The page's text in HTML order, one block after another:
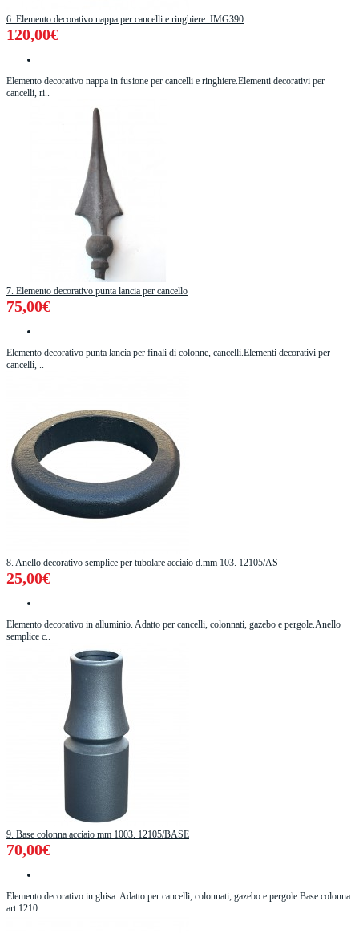
6. Elemento decorativo nappa per cancelli e ringhiere. IMG390
120,00€
Elemento decorativo nappa in fusione per cancelli e ringhiere.Elementi decorativi per
cancelli, ri..
7. Elemento decorativo punta lancia per cancello
75,00€
Elemento decorativo punta lancia per finali di colonne, cancelli.Elementi decorativi per
cancelli, ..
8. Anello decorativo semplice per tubolare acciaio d.mm 103. 12105/AS
25,00€
Elemento decorativo in alluminio. Adatto per cancelli, colonnati, gazebo e pergole.Anello
semplice c..
9. Base colonna acciaio mm 1003. 12105/BASE
70,00€
Elemento decorativo in ghisa. Adatto per cancelli, colonnati, gazebo e pergole.Base colonna
art.1210..